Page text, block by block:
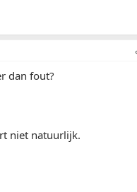
dan fout?
niet natuurlijk.